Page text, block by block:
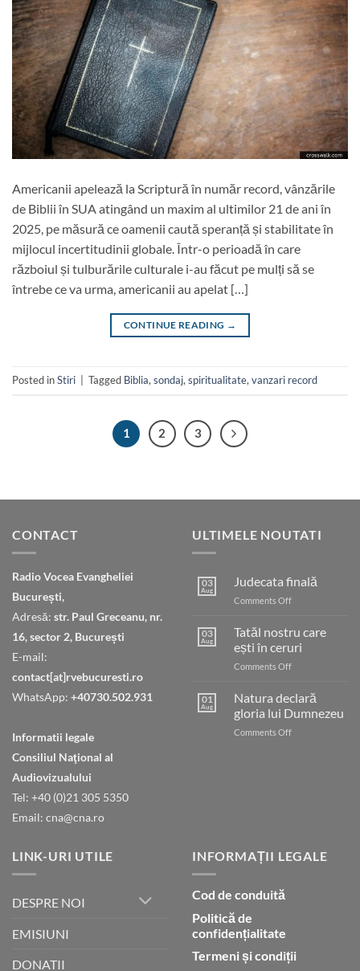
Americanii apelează la Scriptură în număr record, vânzările
de Biblii în SUA atingând un maxim al ultimilor 21 de ani în
2025, pe măsură ce oamenii caută speranță și stabilitate în
mijlocul incertitudinii globale. Într-o perioadă în care
războiul și tulburările culturale i-au făcut pe mulți să se
întrebe ce va urma, americanii au apelat […]
CONTINUE READING →
Posted inStiri Tagged Biblia, sondaj, spiritualitate, vanzari record
1 2 3
CONTACT
Radio Vocea Evangheliei
București,
Adresă: str. Paul Greceanu, nr.
16, sector 2, București
E-mail:
contact[at]rvebucuresti.ro
WhatsApp: +40730.502.931
Informatii legale
Consiliul Naţional al
Audiovizualului
Tel: +40 (0)21 305 5350
Email: cna@cna.ro
ULTIMELE NOUTATI
03
Aug
Judecata finală
Comments Offon
03
Aug
Tatăl nostru care
ești în ceruri
Comments Offon
nostru
care
ești
în
01
Aug
Natura declară
gloria lui Dumnezeu
Comments Offon
LINK-URI UTILE
DESPRE NOI
EMISIUNI
DONATII
INFORMAȚII LEGALE
Cod de conduită
Politică de
confidențialitate
Termeni și condiții